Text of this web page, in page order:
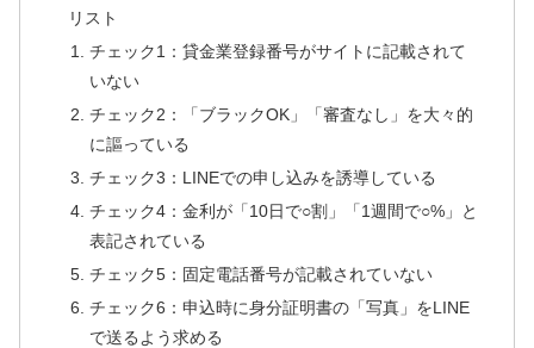
リスト
チェック1：貸金業登録番号がサイトに記載されて
いない
チェック2：「ブラックOK」「審査なし」を大々的
に謳っている
チェック3：LINEでの申し込みを誘導している
チェック4：金利が「10日で○割」「1週間で○%」と
表記されている
チェック5：固定電話番号が記載されていない
チェック6：申込時に身分証明書の「写真」をLINE
で送るよう求める